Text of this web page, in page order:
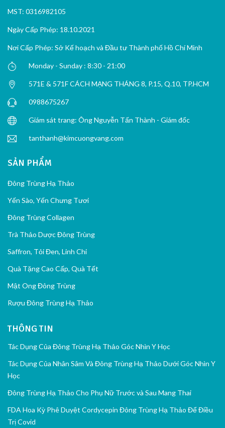
MST: 0316982105
Ngày Cấp Phép: 18.10.2021
Nơi Cấp Phép: Sở Kế hoạch và Đầu tư Thành phố Hồ Chí Minh
Monday - Sunday : 8:30 - 21:00
571E & 571F CÁCH MẠNG THÁNG 8, P.15, Q.10, TP.HCM
0988675267
Giám sát trang: Ông Nguyễn Tấn Thành - Giám đốc
tanthanh@kimcuongvang.com
SẢN PHẨM
Đông Trùng Hạ Thảo
Yến Sào, Yến Chưng Tươi
Đông Trùng Collagen
Trà Thảo Dược Đông Trùng
Saffron, Tỏi Đen, Linh Chi
Quà Tặng Cao Cấp, Quà Tết
Mật Ong Đông Trùng
Rượu Đông Trùng Hạ Thảo
THÔNG TIN
Tác Dụng Của Đông Trùng Hạ Thảo Góc Nhìn Y Học
Tác Dụng Của Nhân Sâm Và Đông Trùng Hạ Thảo Dưới Góc Nhìn Y
Học
Đông Trùng Hạ Thảo Cho Phụ Nữ Trước và Sau Mang Thai
FDA Hoa Kỳ Phê Duyệt Cordycepin Đông Trùng Hạ Thảo Để Điều
Trị Covid